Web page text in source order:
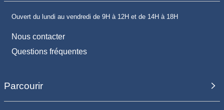
Ouvert du lundi au vendredi de 9H à 12H et de 14H à 18H
Nous contacter
Questions fréquentes
Parcourir